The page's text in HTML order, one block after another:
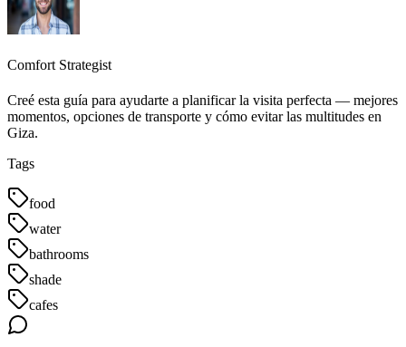
Comfort Strategist
Creé esta guía para ayudarte a planificar la visita perfecta — mejores
momentos, opciones de transporte y cómo evitar las multitudes en
Giza.
Tags
food
water
bathrooms
shade
cafes